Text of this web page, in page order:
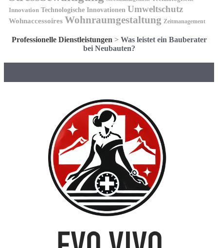
Innovation Technologische Innovationen Umweltschutz
Wohnaccessoires Wohnraumgestaltung Zeitmanagement
Professionelle Dienstleistungen > Was leistet ein Bauberater
bei Neubauten?